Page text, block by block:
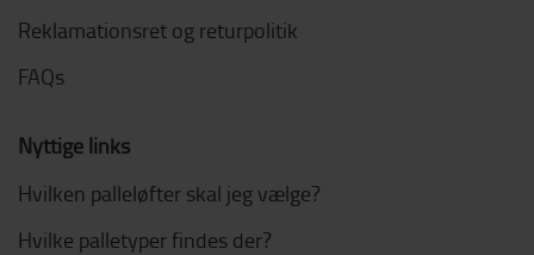
Reklamationsret og returpolitik
FAQs
Nyttige links
Hvilken palleløfter skal jeg vælge?
Hvilke palletyper findes der?